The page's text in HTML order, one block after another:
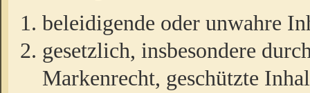
beleidigende oder unwahre
gesetzlich, insbesondere
Markenrecht, geschützte